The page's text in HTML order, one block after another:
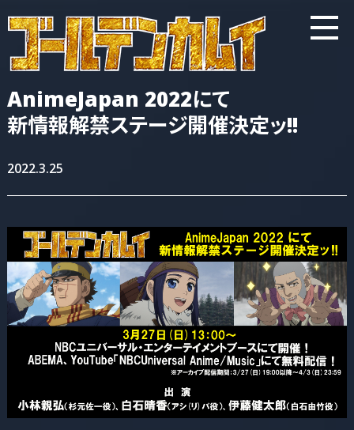
AnimeJapan 2022にて
新情報解禁ステージ開催決定ッ!!
2022.3.25